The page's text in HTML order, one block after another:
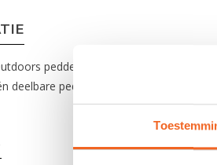
peddelhoes beschermt een
deelbare peddel van 210 tot 230